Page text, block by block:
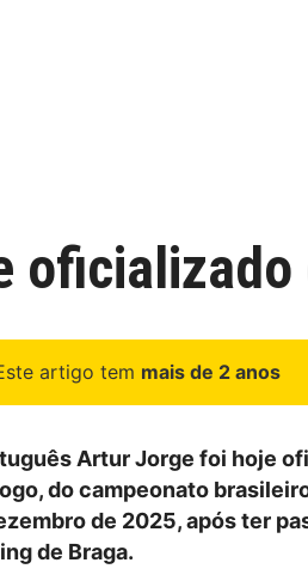
artigo tem mais de 2 anos
Artur Jorge foi hoje
do campeonato
de 2025, após ter
de Braga.